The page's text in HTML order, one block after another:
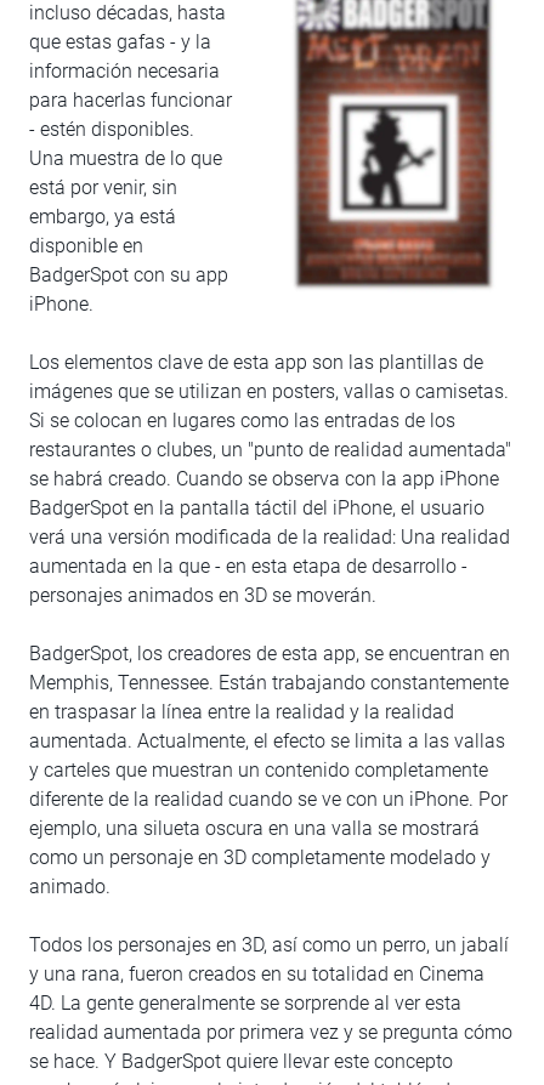
incluso décadas, hasta
que estas gafas - y la
información necesaria
para hacerlas funcionar
- estén disponibles.
Una muestra de lo que
está por venir, sin
embargo, ya está
disponible en
BadgerSpot con su app
iPhone.
Los elementos clave de esta app son las plantillas de
imágenes que se utilizan en posters, vallas o camisetas.
Si se colocan en lugares como las entradas de los
restaurantes o clubes, un "punto de realidad aumentada"
se habrá creado. Cuando se observa con la app iPhone
BadgerSpot en la pantalla táctil del iPhone, el usuario
verá una versión modificada de la realidad: Una realidad
aumentada en la que - en esta etapa de desarrollo -
personajes animados en 3D se moverán.
BadgerSpot, los creadores de esta app, se encuentran en
Memphis, Tennessee. Están trabajando constantemente
en traspasar la línea entre la realidad y la realidad
aumentada. Actualmente, el efecto se limita a las vallas
y carteles que muestran un contenido completamente
diferente de la realidad cuando se ve con un iPhone. Por
ejemplo, una silueta oscura en una valla se mostrará
como un personaje en 3D completamente modelado y
animado.
Todos los personajes en 3D, así como un perro, un jabalí
y una rana, fueron creados en su totalidad en Cinema
4D. La gente generalmente se sorprende al ver esta
realidad aumentada por primera vez y se pregunta cómo
se hace. Y BadgerSpot quiere llevar este concepto